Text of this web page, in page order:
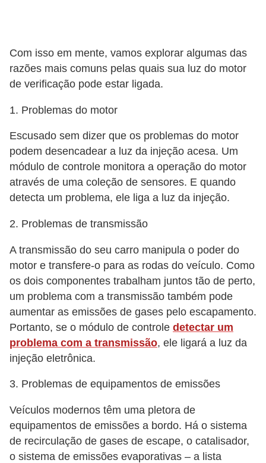
Com isso em mente, vamos explorar algumas das
razões mais comuns pelas quais sua luz do motor
de verificação pode estar ligada.
1. Problemas do motor
Escusado sem dizer que os problemas do motor
podem desencadear a luz da injeção acesa. Um
módulo de controle monitora a operação do motor
através de uma coleção de sensores. E quando
detecta um problema, ele liga a luz da injeção.
2. Problemas de transmissão
A transmissão do seu carro manipula o poder do
motor e transfere-o para as rodas do veículo. Como
os dois componentes trabalham juntos tão de perto,
um problema com a transmissão também pode
aumentar as emissões de gases pelo escapamento.
Portanto, se o módulo de controle detectar um
problema com a transmissão, ele ligará a luz da
injeção eletrônica.
3. Problemas de equipamentos de emissões
Veículos modernos têm uma pletora de
equipamentos de emissões a bordo. Há o sistema
de recirculação de gases de escape, o catalisador,
o sistema de emissões evaporativas – a lista
o
S
u
r
o
t
o
T
r
a
n
s
p
t
e
a